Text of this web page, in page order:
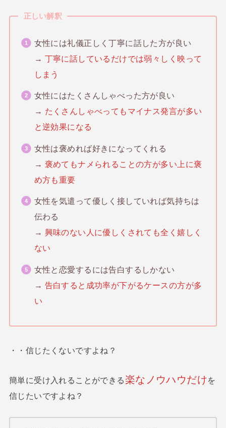
正しい解釈
女性には礼儀正しく丁寧に話した方が良い
→ 丁寧に話しているだけでは弱々しく映って
しまう
女性にはたくさんしゃべった方が良い
→ たくさんしゃべってもマイナス発言が多い
と逆効果になる
女性は褒めれば好きになってくれる
→ 褒めてもナメられることの方が多い上に褒
め方も重要
女性を気遣って優しく接していれば気持ちは
伝わる
→ 興味のない人に優しくされても全く嬉しく
ない
女性と恋愛するには告白するしかない
→ 告白すると成功率が下がるケースの方が多
い
・・信じたくないですよね？
簡単に受け入れることができる楽なノウハウだけを
信じたいですよね？